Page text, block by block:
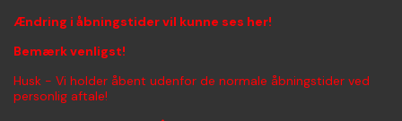
Ændring i åbningstider vil kunne ses her!
Bemærk venligst!
Husk - Vi holder åbent udenfor de normale åbningstider ved
personlig aftale!